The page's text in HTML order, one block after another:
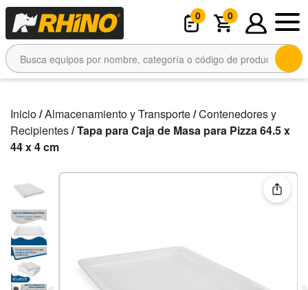
0 0
Inicio/Almacenamiento y Transporte/Contenedores y
Recipientes/ Tapa para Caja de Masa para Pizza 64.5 x
44 x 4 cm